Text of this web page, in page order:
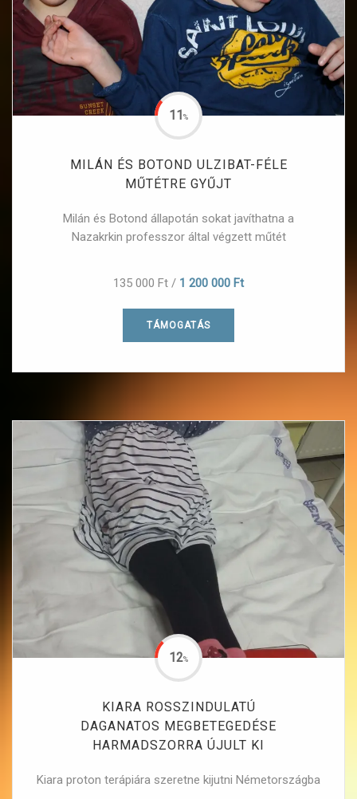
MILÁN ÉS BOTOND ULZIBAT-FÉLE
MŰTÉTRE GYŰJT
Milán és Botond állapotán sokat javíthatna a
Nazakrkin professzor által végzett műtét
11%
135 000 Ft / 1 200 000 Ft
TÁMOGATÁS
KIARA ROSSZINDULATÚ
DAGANATOS MEGBETEGEDÉSE
HARMADSZORRA ÚJULT KI
Kiara proton terápiára szeretne kijutni Németországba
12%